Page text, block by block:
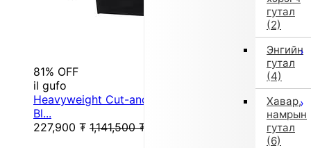
гутал
(2)
Энгийн
гутал
(4)
Хавар,
намрын
гутал
(6)
81% OFF
il gufo
Heavyweight Cut-and-Sew Sweatshirt (130 cm /
Bl...
227,900 ₮ 1,141,500 ₮